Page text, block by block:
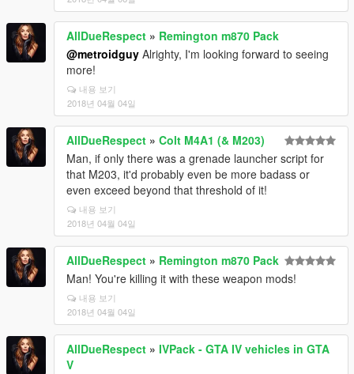
AllDueRespect » Remington m870 Pack
@metroidguy Alrighty, I'm looking forward to seeing
more!
내용 보기
2018년 04월 04일
AllDueRespect » Colt M4A1 (& M203)
Man, if only there was a grenade launcher script for
that M203, it'd probably even be more badass or
even exceed beyond that threshold of it!
내용 보기
2018년 04월 04일
AllDueRespect » Remington m870 Pack
Man! You're killing it with these weapon mods!
내용 보기
2018년 04월 04일
AllDueRespect » IVPack - GTA IV vehicles in GTA
V